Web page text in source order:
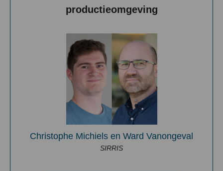
productieomgeving
Christophe Michiels en Ward Vanongeval
SIRRIS